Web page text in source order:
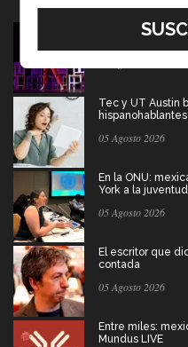
De PrepaTec
Tec y UT Austin
05 Agosto 2026
En la ONU:
York a la juventud
05 Agosto 2026
El escritor que
contada
05 Agosto 2026
Entre miles:
Mundus LIVE